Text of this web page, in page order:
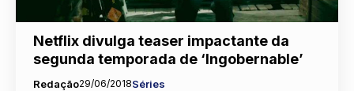
Netflix divulga teaser impactante da
segunda temporada de ‘Ingobernable’
Redação29/06/2018Séries